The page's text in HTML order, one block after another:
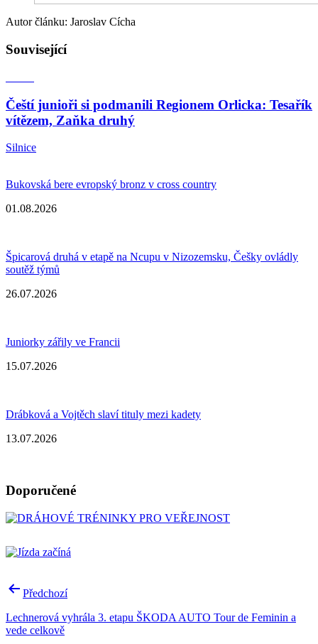
Autor článku: Jaroslav Cícha
Související
Čeští junioři si podmanili Regionem Orlicka: Tesařík
vítězem, Zaňka druhý
Silnice
Bukovská bere evropský bronz v cross country
01.08.2026
Špicarová druhá v etapě na Ncupu v Nizozemsku, Češky ovládly
soutěž týmů
26.07.2026
Juniorky zářily ve Francii
15.07.2026
Drábková a Vojtěch slaví tituly mezi kadety
13.07.2026
Doporučené
Navigace
příspěvek
Předchozí
Lechnerová vyhrála 3. etapu ŠKODA AUTO Tour de Feminin a
vede celkově